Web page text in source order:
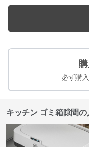
必ず購
キッチン ゴミ箱隙間の